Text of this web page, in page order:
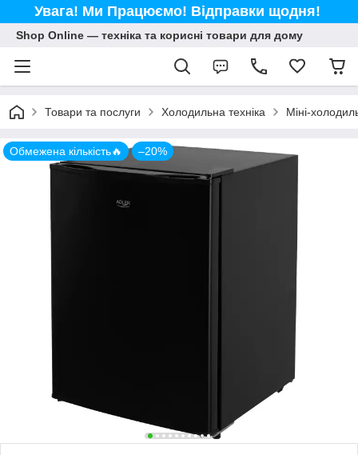
Увага! Ми Працюємо! Відправки щодня!
Shop Online — техніка та корисні товари для дому
Товари та послуги Холодильна техніка Міні-
Обмежена кількість🔥 –20%